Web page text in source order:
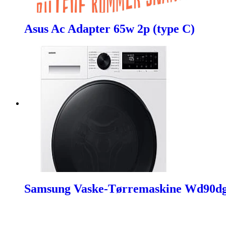
Asus Ac Adapter 65w 2p (type C)
Samsung Vaske-Tørremaskine